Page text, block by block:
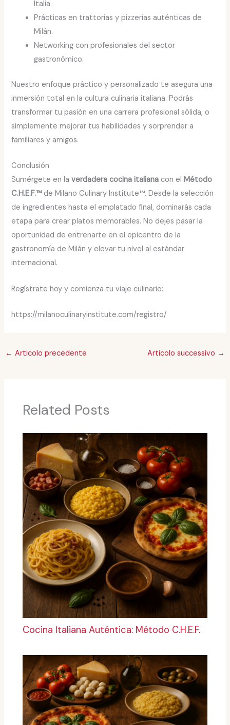
Italia.
Prácticas en trattorias y pizzerías auténticas de
Milán.
Networking con profesionales del sector
gastronómico.
Nuestro enfoque práctico y personalizado te asegura una
inmersión total en la cultura culinaria italiana. Podrás
transformar tu pasión en una carrera profesional sólida, o
simplemente mejorar tus habilidades y sorprender a
familiares y amigos.
Conclusión
Sumérgete en laverdadera cocina italiana con elMétodo
C.H.E.F.™de Milano Culinary Institute™. Desde la selección
de ingredientes hasta el emplatado final, dominarás cada
etapa para crear platos memorables. No dejes pasar la
oportunidad de entrenarte en el epicentro de la
gastronomía de Milán y elevar tu nivel al estándar
internacional.
Regístrate hoy y comienza tu viaje culinario:
https://milanoculinaryinstitute.com/registro/
← Articolo precedente Articolo successivo →
Related Posts
Cocina Italiana Auténtica: Método C.H.E.F.